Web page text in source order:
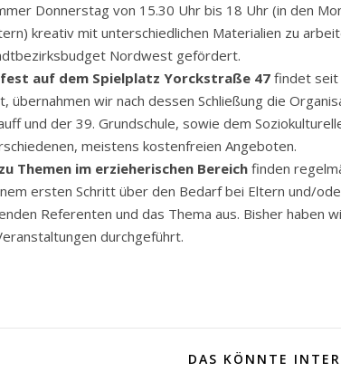
Donnerstag von 15.30 Uhr bis 18 Uhr (in den
kreativ mit unterschiedlichen Materialien zu
Nordwest gefördert.
auf dem Spielplatz Yorckstraße 47 findet seit
übernahmen wir nach dessen Schließung die
und der 39. Grundschule, sowie dem
meistens kostenfreien Angeboten.
Themen im erzieherischen Bereich finden
ersten Schritt über den Bedarf bei Eltern und/
Referenten und das Thema aus. Bisher
durchgeführt.
DAS KÖNNTE